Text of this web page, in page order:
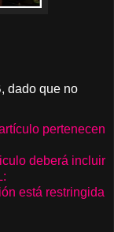
dado que no
pertenecen
deberá incluir
está restringida